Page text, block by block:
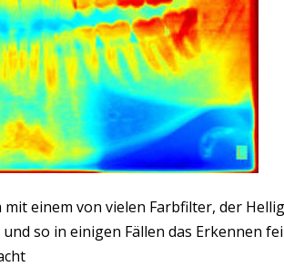
einem von vielen Farbfilter, der
so in einigen Fällen das Erkennen